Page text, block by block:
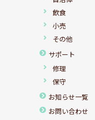
飲食
小売
その他
サポート
修理
保守
お知らせ一覧
お問い合わせ